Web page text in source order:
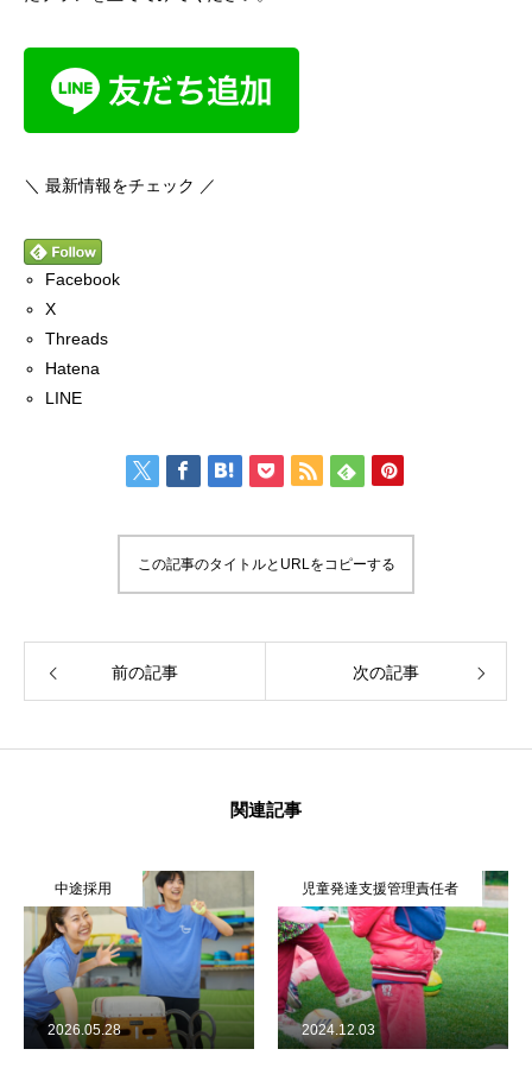
＼ 最新情報をチェック ／
Facebook
X
Threads
Hatena
LINE
この記事のタイトルとURLをコピーする
前の記事 次の記事
関連記事
中途採用
2026.05.28
児童発達支援管理責任者
2024.12.03